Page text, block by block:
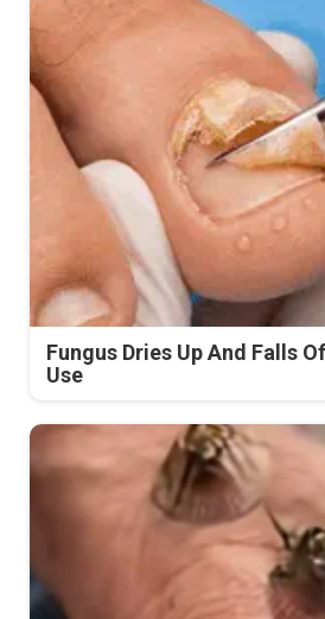
Fungus Dries Up And Falls
Use